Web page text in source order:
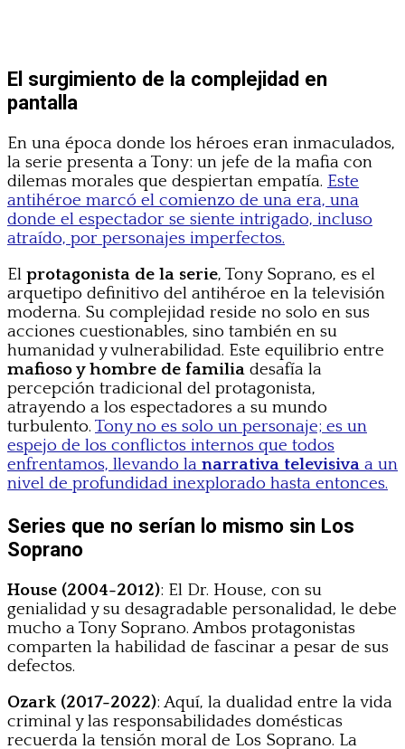
El surgimiento de la complejidad en
pantalla
En una época donde los héroes eran inmaculados,
la serie presenta a Tony: un jefe de la mafia con
dilemas morales que despiertan empatía. Este
antihéroe marcó el comienzo de una era, una
donde el espectador se siente intrigado, incluso
atraído, por personajes imperfectos.
El protagonista de la serie, Tony Soprano, es el
arquetipo definitivo del antihéroe en la televisión
moderna. Su complejidad reside no solo en sus
acciones cuestionables, sino también en su
humanidad y vulnerabilidad. Este equilibrio entre
mafioso y hombre de familia desafía la
percepción tradicional del protagonista,
atrayendo a los espectadores a su mundo
turbulento. Tony no es solo un personaje; es un
espejo de los conflictos internos que todos
enfrentamos, llevando la narrativa televisiva a un
nivel de profundidad inexplorado hasta entonces.
Series que no serían lo mismo sin Los
Soprano
House (2004-2012): El Dr. House, con su
genialidad y su desagradable personalidad, le debe
mucho a Tony Soprano. Ambos protagonistas
comparten la habilidad de fascinar a pesar de sus
defectos.
Ozark (2017-2022): Aquí, la dualidad entre la vida
criminal y las responsabilidades domésticas
recuerda la tensión moral de Los Soprano. La